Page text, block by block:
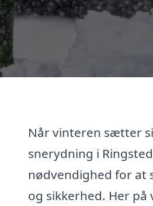
Når vinteren sætter
snerydning i
nødvendighed for at
og sikkerhed. Her